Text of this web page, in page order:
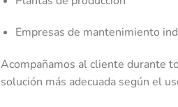
Empresas de mantenimiento
Acompañamos al cliente durante
solución más adecuada según el